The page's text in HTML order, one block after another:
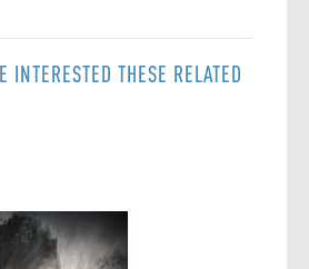
INTERESTED THESE RELATED